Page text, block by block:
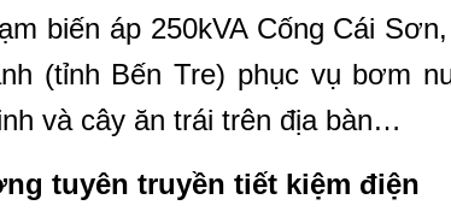
biến áp 250kVA Cống Cái
(tỉnh Bến Tre) phục vụ bơm
và cây ăn trái trên địa bàn…
tuyên truyền tiết kiệm điện